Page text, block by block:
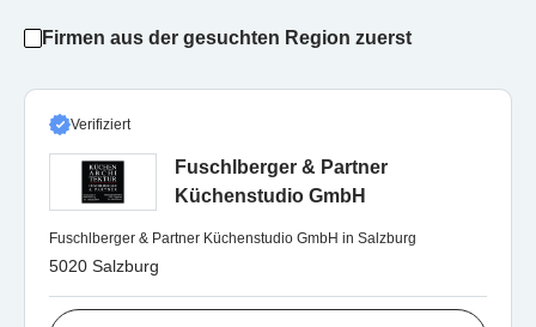
Firmen aus der gesuchten Region zuerst
Verifiziert
Fuschlberger & Partner
Küchenstudio GmbH
Fuschlberger & Partner Küchenstudio GmbH in Salzburg
5020 Salzburg